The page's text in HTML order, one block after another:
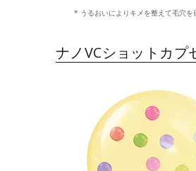
* うるおいによりキメを整えて毛穴を
ナノVCショットカプ